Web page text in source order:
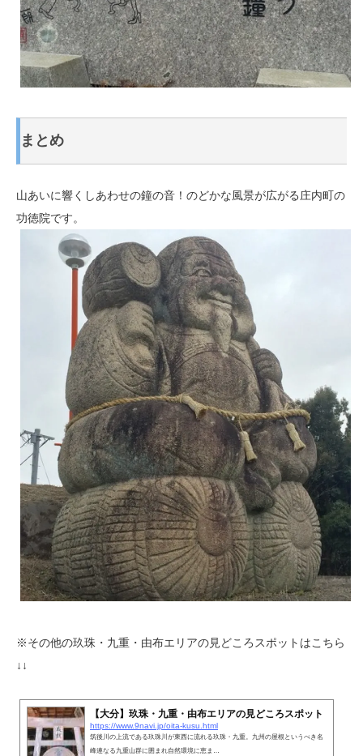
まとめ
山あいに響くしあわせの鐘の音！のどかな風景が広がる庄内町の
功徳院です。
※その他の玖珠・九重・由布エリアの見どころスポットはこちら
↓↓
【大分】玖珠・九重・由布エリアの見どころスポット
https://www.9navi.jp/oita-kusu.html
筑後川の上流である玖珠川が東西に流れる玖珠・九重。九州の屋根というべき名
峰連なる九重山群に囲まれ自然環境に恵ま…